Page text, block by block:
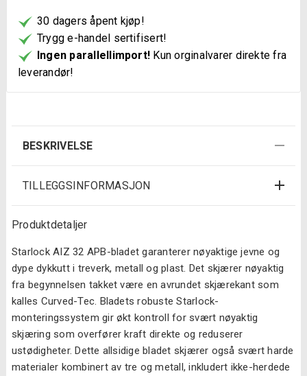
Tre
og
Metall
antall
30 dagers åpent kjøp!
Trygg e-handel sertifisert!
Ingen parallellimport! Kun orginalvarer direkte fra
leverandør!
BESKRIVELSE
TILLEGGSINFORMASJON
Produktdetaljer
Starlock AIZ 32 APB-bladet garanterer nøyaktige jevne og
dype dykkutt i treverk, metall og plast. Det skjærer nøyaktig
fra begynnelsen takket være en avrundet skjærekant som
kalles Curved-Tec. Bladets robuste Starlock-
monteringssystem gir økt kontroll for svært nøyaktig
skjæring som overfører kraft direkte og reduserer
ustødigheter. Dette allsidige bladet skjærer også svært harde
materialer kombinert av tre og metall, inkludert ikke-herdede